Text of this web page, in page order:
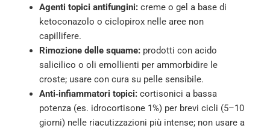
Agenti topici antifungini: creme o gel a base di
ketoconazolo o ciclopirox nelle aree non
capillifere.
Rimozione delle squame: prodotti con acido
salicilico o oli emollienti per ammorbidire le
croste; usare con cura su pelle sensibile.
Anti‑infiammatori topici: cortisonici a bassa
potenza (es. idrocortisone 1%) per brevi cicli (5–10
giorni) nelle riacutizzazioni più intense; non usare a